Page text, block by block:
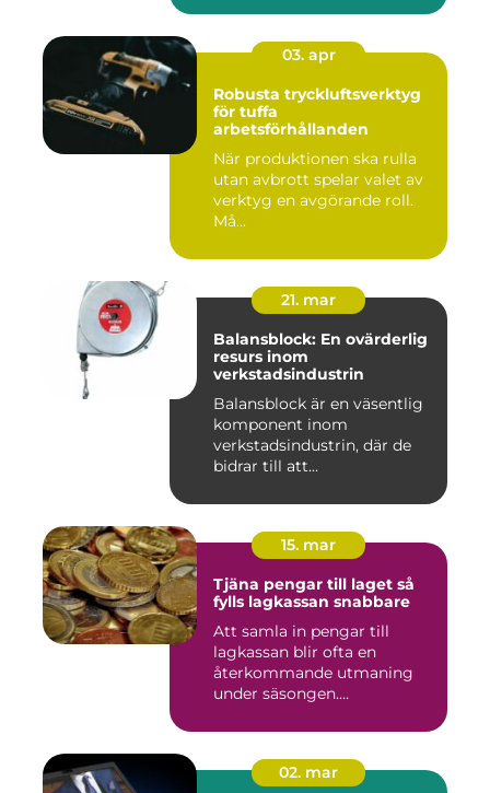
03. apr
Robusta tryckluftsverktyg
för tuffa
arbetsförhållanden
När produktionen ska rulla
utan avbrott spelar valet av
verktyg en avgörande roll.
Må...
21. mar
Balansblock: En ovärderlig
resurs inom
verkstadsindustrin
Balansblock är en väsentlig
komponent inom
verkstadsindustrin, där de
bidrar till att...
15. mar
Tjäna pengar till laget så
fylls lagkassan snabbare
Att samla in pengar till
lagkassan blir ofta en
återkommande utmaning
under säsongen.
02. mar